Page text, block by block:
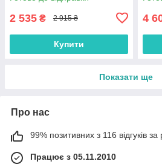
2 535 ₴ 2 915 ₴
Купити
4
Показати ще
Про нас
99% позитивних з 116 відгуків за
Працює з 05.11.2010